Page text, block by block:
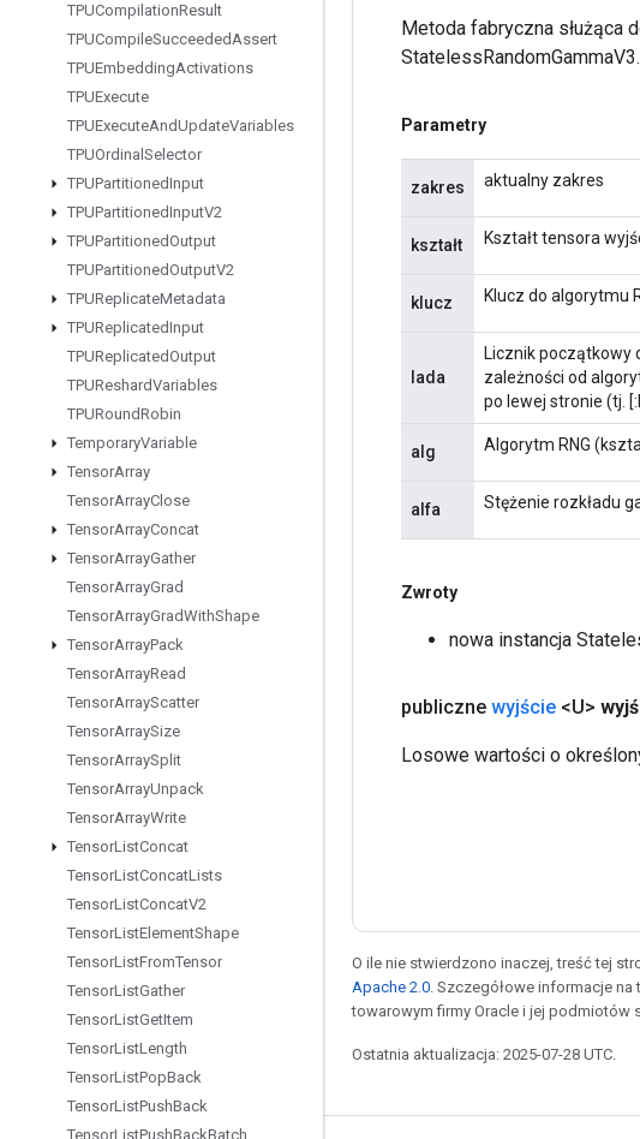
TPUCompilationResult
TPUCompileSucceededAssert
TPUEmbeddingActivations
TPUExecute
TPUExecuteAndUpdateVariables
TPUOrdinal Selector
TPUPartitionedInput
TPUPartitionedInputV2
TPUPartitionedOutput
TPUPartitionedOutputV2
TPUReplicateMetadata
TPUReplicatedInput
TPUReplicatedOutput
TPUReshardVariables
TPURoundRobin
TemporaryVariable
TensorArray
TensorArrayClose
TensorArrayConcat
TensorArrayGather
TensorArrayGrad
TensorArrayGradWithShape
TensorArrayPack
TensorArrayRead
TensorArrayScatter
TensorArraySize
TensorArraySplit
TensorArrayUnpack
TensorArrayWrite
TensorListConcat
TensorListConcatLists
TensorListConcatV2
TensorListElementShape
TensorListFromTensor
TensorListGather
TensorListGetItem
TensorListLength
TensorListPopBack
TensorListPushBack
TensorListPushBackBatch
Metoda fabryczna służąca
StatelessRandomGammaV3.
Parametry
zakres aktualny zakres
kształt Kształt tensora
klucz Klucz do algorytmu
lada
Licznik początkowy
zależności od
po lewej stronie (tj.
alg Algorytm RNG
alfa Stężenie rozkładu
Zwroty
nowa instancja
publiczne wyjście <U>
Losowe wartości o
O ile nie stwierdzono inaczej, treść tej
Apache 2.0 . Szczegółowe informacje
towarowym firmy Oracle i jej podmiotów
Ostatnia aktualizacja: 2025-07-28 UTC.